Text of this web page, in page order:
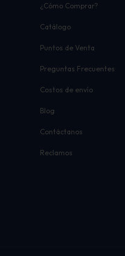
¿Cómo Comprar?
Catálogo
Puntos de Venta
Preguntas Frecuentes
Costos de envío
Blog
Contáctanos
Reclamos